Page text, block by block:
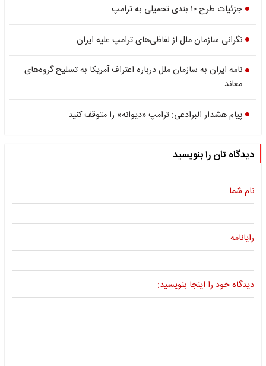
جزئیات طرح ۱۰ بندی تحمیلی به ترامپ
نگرانی سازمان ملل از لفاظی‌های ترامپ علیه ایران
نامه ایران به سازمان ملل درباره اعتراف آمریکا به تسلیح گروه‌های
معاند
پیام هشدار البرادعی: ترامپ «دیوانه» را متوقف کنید
دیدگاه تان را بنویسید
نام شما
رایانامه
دیدگاه خود را اینجا بنویسید: